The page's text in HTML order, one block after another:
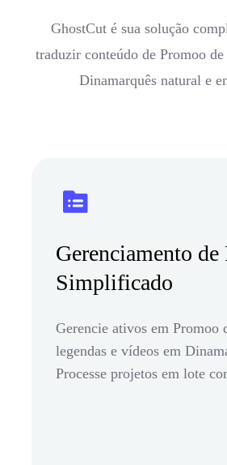
GhostCut é sua solução
traduzir conteúdo de Promoo
Dinamarquês natural e
Gerenciamento de
Simplificado
Gerencie ativos em Promoo
legendas e vídeos em
Processe projetos em lote